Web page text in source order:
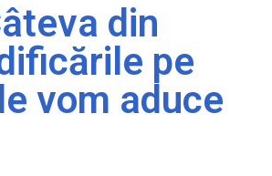
din
pe
vom aduce